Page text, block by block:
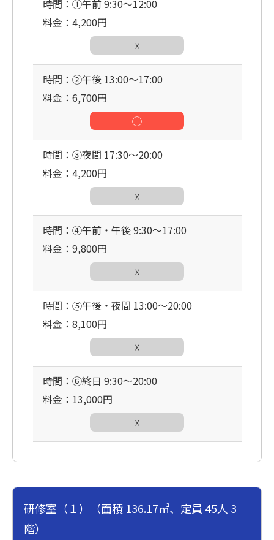
時間：①午前 9:30〜12:00
料金：4,200円
☓
時間：②午後 13:00〜17:00
料金：6,700円
◯
時間：③夜間 17:30〜20:00
料金：4,200円
☓
時間：④午前・午後 9:30〜17:00
料金：9,800円
☓
時間：⑤午後・夜間 13:00〜20:00
料金：8,100円
☓
時間：⑥終日 9:30〜20:00
料金：13,000円
☓
研修室（１）（面積 136.17㎡、定員 45人 3
階）